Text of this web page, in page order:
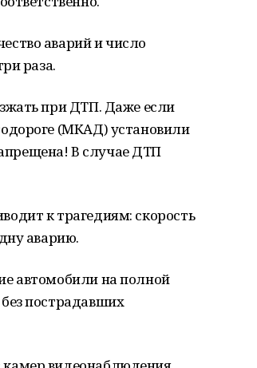
аварий и число
раза.
при ДТП. Даже если
(МКАД) установили
В случае ДТП
к трагедиям: скорость
аварию.
автомобили на полной
пострадавших